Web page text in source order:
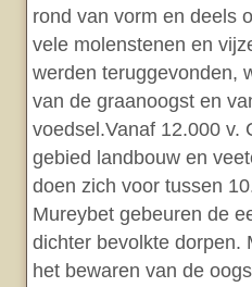
rond van vorm en deels
vele molenstenen en
werden teruggevonden,
van de graanoogst en
voedsel.Vanaf 12.000 v.
gebied landbouw en
doen zich voor tussen
Mureybet gebeuren de
dichter bevolkte dorpen.
het bewaren van de